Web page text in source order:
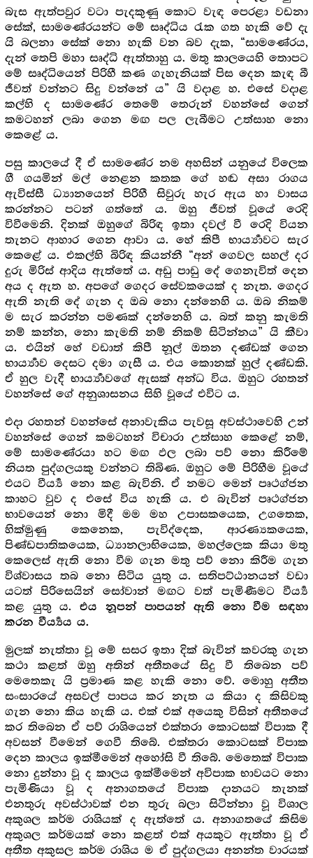
බැස ඇත්පවුර වටා පැදකුණු කොට වැඳ පෙරළා වඩනා
සේක්, සාමණේරයන්ට මේ සෘද්ධිය රැක ගත හැකි වේ දැ
යි බලනා සේක් නො හැකි වන බව දැක, “සාමණේරය,
දැන් තෙපි මහා සෘද්ධි ඇත්තාහු ය. මතු කාලයෙහි තොපට
මේ සෘද්ධියෙන් පිරිහී කණ ගැහැනියක් පිස දෙන කැඳ බී
ජීවත් වන්නට සිදු වන්නේ ය” යි වදාළ හ. එසේ වදාළ
කල්හි ද සාමණේර තෙමේ තෙරුන් වහන්සේ ගෙන්
කමටහන් ලබා ගෙන මඟ පල ලැබීමට උත්සාහ නො
කෙළේ ය.
පසු කාලයේ දී ඒ සාමණේර නම අහසින් යනුයේ විලෙක
ගී ගයමින් මල් නෙළන කතක ගේ හඬ අසා රාගය
ඇවිස්සී ධ්‍යානයෙන් පිරිහී සිවුරු හැර ඇය හා වාසය
කරන්නට පටන් ගත්තේ ය. ඔහු ජීවත් වූයේ රෙදි
විවීමෙනි. දිනක් ඔහුගේ බිරිඳ ඉතා දවල් වී රෙදි වියන
තැනට ආහාර ගෙන ආවා ය. හේ කිපී භාර්‍ය්‍යාවට සැර
කෙළේ ය. එකල්හි බිරිඳ කියන්නී “අන් ගෙවල සහල් දර
දුරු මිරිස් ආදිය ඇත්තේ ය. අඩු පාඩු දේ ගෙනැවිත් දෙන
අය ද ඇත හ. අපගේ ගෙදර සේවකයෙක් ද නැත. ගෙදර
ඇති නැති දේ ගැන ද ඔබ නො දන්නෙහි ය. ඔබ නිකම්
ම සැර කරන්න පමණක් දන්නෙහි ය. බත් කනු කැමති
නම් කන්න, නො කැමති නම් නිකම් සිටින්නය” යි කීවා
ය. එයින් හේ වඩාත් කිපී නූල් ඔතන දණ්ඩක් ගෙන
භාර්‍ය්‍යාව දෙසට දමා ගැසී ය. එය කොනක් හුල් දණ්ඩකි.
ඒ හුල වැදී භාර්‍ය්‍යාවගේ ඇසක් අන්ධ විය. ඔහුට රහතන්
වහන්සේ ගේ අනුශාසනය සිහි වූයේ එවිට ය.
එදා රහතන් වහන්සේ අනාවැකිය පැවසූ අවස්ථාවෙහි උන්
වහන්සේ ගෙන් කමටහන් විචාරා උත්සාහ කෙළේ නම්,
මේ සාමණේරයා හට මඟ ඵල ලබා පව් නො කිරීමේ
නියත පුද්ගලයකු වන්නට තිබිණ. ඔහුට මේ පිරිහීම වූයේ
එයට වීර්‍ය්‍ය නො කළ බැවිනි. ඒ නමට මෙන් පෘථග්ජන
කාහට වුව ද එසේ විය හැකි ය. එ බැවින් පෘථග්ජන
භාවයෙන් නො මිදී මම මහ උපාසකයෙක, උගතෙක,
හික්මුණු කෙනෙක, පැවිද්දෙක, ආරණ්‍යකයෙක,
පිණ්ඩපාතිකයෙක, ධ්‍යානලාභියෙක, මහල්ලෙක කියා මතු
කෙලෙස් ඇති නො වීම ගැන මතු පව් නො කිරීම ගැන
විශ්වාසය තබ නො සිටිය යුතු ය. සතිපට්ඨානයන් වඩා
යටත් පිරිසෙයින් සෝවාන් මඟට වත් පැමිණීමට වීර්‍ය්‍ය
කළ යුතු ය.එය නූපන් පාපයන් ඇති නො වීම සඳහා
කරන වීර්‍ය්‍යය ය.
මුලක් නැත්තා වූ මේ සසර ඉතා දික් බැවින් කවරකු ගැන
කථා කළත් ඔහු අතින් අතීතයේ සිදු වී තිබෙන පව්
මෙතෙකැ යි ප්‍ර‍මාණ කළ හැකි නො වේ. මොහු අතීත
සංසාරයේ අසවල් පාපය කර නැත ය කියා ද කිසිවකු
ගැන නො කිය හැකි ය. එක් එක් අයෙකු විසින් අතීතයේ
කර තිබෙන ඒ පව් රාශියෙන් එක්තරා කොටසක් විපාක දී
අවසන් වීමෙන් ගෙවී තිබේ. එක්තරා කොටසක් විපාක
දෙන කාලය ඉක්මීමෙන් අහෝසි වී තිබේ. මෙතෙක් විපාක
නො දුන්නා වූ ද කාලය ඉක්මීමෙන් අවිපාක භාවයට නො
පැමිණියා වූ ද අනාගතයේ විපාක දානයට තැනක්
එනතුරු අවස්ථාවක් එන තුරු බලා සිටින්නා වූ විශාල
අකුශල කර්ම රාශියක් ද ඇත්තේ ය. අනාගතයේ කිසිම
අකුශල කර්මයක් නො කළත් එක් අයකුට ඇත්තා වූ ඒ
අතීත අකුසල කර්ම රාශිය ම ඒ පුද්ගලයා අනන්ත වාරයක්